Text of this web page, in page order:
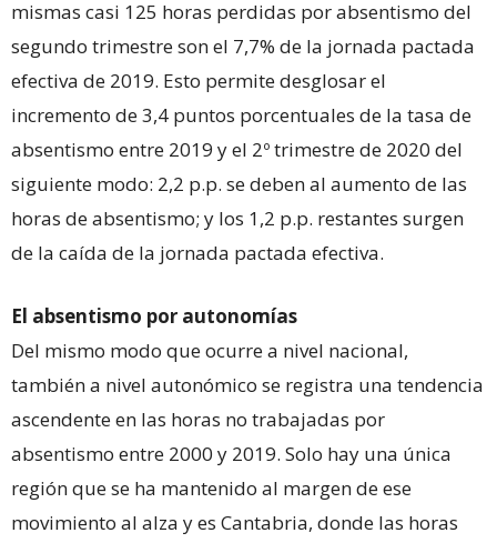
mismas casi 125 horas perdidas por absentismo del
segundo trimestre son el 7,7% de la jornada pactada
efectiva de 2019. Esto permite desglosar el
incremento de 3,4 puntos porcentuales de la tasa de
absentismo entre 2019 y el 2º trimestre de 2020 del
siguiente modo: 2,2 p.p. se deben al aumento de las
horas de absentismo; y los 1,2 p.p. restantes surgen
de la caída de la jornada pactada efectiva.
El absentismo por autonomías
Del mismo modo que ocurre a nivel nacional,
también a nivel autonómico se registra una tendencia
ascendente en las horas no trabajadas por
absentismo entre 2000 y 2019. Solo hay una única
región que se ha mantenido al margen de ese
movimiento al alza y es Cantabria, donde las horas